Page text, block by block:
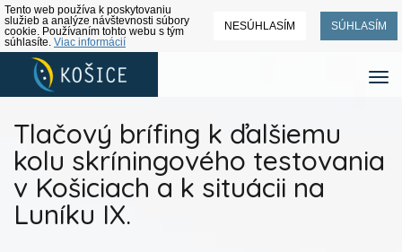
Tento web používa k poskytovaniu
služieb a analýze návštevnosti súbory
cookie. Používaním tohto webu s tým
súhlasíte. Viac informácií
NESÚHLASÍM SÚHLASÍM
Tlačový brífing k ďalšiemu
kolu skríningového testovania
v Košiciach a k situácii na
Luníku IX.